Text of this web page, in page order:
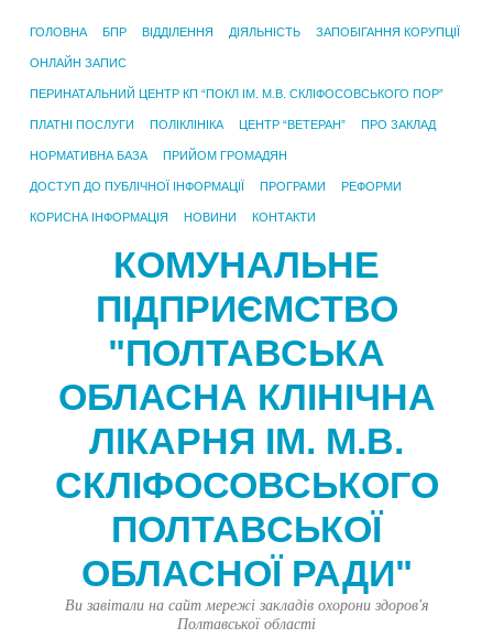
ГОЛОВНА БПР ВІДДІЛЕННЯ ДІЯЛЬНІСТЬ ЗАПОБІГАННЯ КОРУПЦІЇ
ОНЛАЙН ЗАПИС
ПЕРИНАТАЛЬНИЙ ЦЕНТР КП “ПОКЛ ІМ. М.В. СКЛІФОСОВСЬКОГО ПОР”
ПЛАТНІ ПОСЛУГИ ПОЛІКЛІНІКА ЦЕНТР “ВЕТЕРАН” ПРО ЗАКЛАД
НОРМАТИВНА БАЗА ПРИЙОМ ГРОМАДЯН
ДОСТУП ДО ПУБЛІЧНОЇ ІНФОРМАЦІЇ ПРОГРАМИ РЕФОРМИ
КОРИСНА ІНФОРМАЦІЯ НОВИНИ КОНТАКТИ
КОМУНАЛЬНЕ
ПІДПРИЄМСТВО
"ПОЛТАВСЬКА
ОБЛАСНА КЛІНІЧНА
ЛІКАРНЯ ІМ. М.В.
СКЛІФОСОВСЬКОГО
ПОЛТАВСЬКОЇ
ОБЛАСНОЇ РАДИ"
Ви завітали на сайт мережі закладів охорони здоров'я
Полтавської області